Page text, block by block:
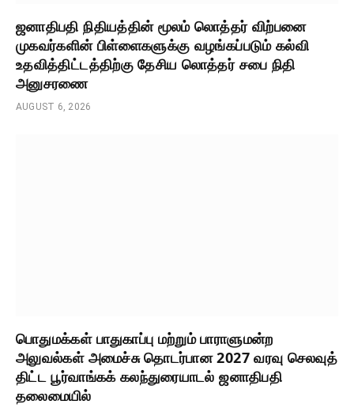
ஜனாதிபதி நிதியத்தின் மூலம் லொத்தர் விற்பனை
முகவர்களின் பிள்ளைகளுக்கு வழங்கப்படும் கல்வி
உதவித்திட்டத்திற்கு தேசிய லொத்தர் சபை நிதி
அனுசரணை
AUGUST 6, 2026
பொதுமக்கள் பாதுகாப்பு மற்றும் பாராளுமன்ற
அலுவல்கள் அமைச்சு தொடர்பான 2027 வரவு செலவுத்
திட்ட பூர்வாங்கக் கலந்துரையாடல் ஜனாதிபதி
தலைமையில்